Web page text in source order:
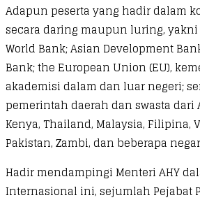
Adapun peserta yang hadir dalam
secara daring maupun luring,
World Bank; Asian Development
Bank; the European Union (EU),
akademisi dalam dan luar negeri;
pemerintah daerah dan swasta dari
Kenya, Thailand, Malaysia, Filipina,
Pakistan, Zambi, dan beberapa
Hadir mendampingi Menteri AHY
Internasional ini, sejumlah Pejabat